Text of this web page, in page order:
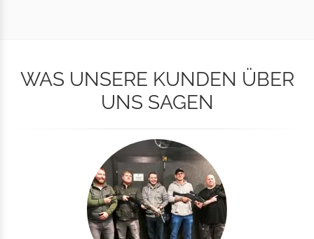
WAS UNSERE KUNDEN ÜBER
UNS SAGEN